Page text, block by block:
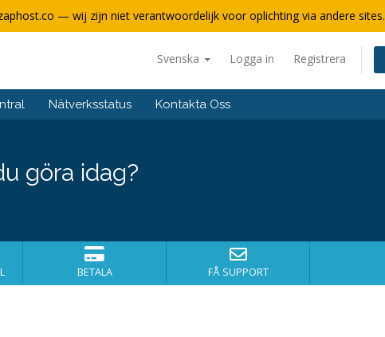
— wij zijn niet verantwoordelijk voor oplichting via andere sites.
Svenska Logga in Registrera
Nätverksstatus Kontakta Oss
göra idag?
BETALA FÅ SUPPORT